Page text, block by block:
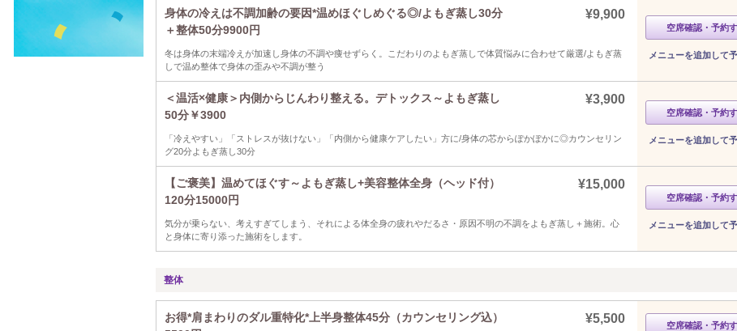
身体の冷えは不調加齢の要因*温めほぐしめぐる◎/よもぎ蒸し30分
＋整体50分9900円
¥9,900
冬は身体の末端冷えが加速し身体の不調や痩せずらく。こだわりのよもぎ蒸しで体質悩みに合わせて厳選/よもぎ蒸
しで温め整体で身体の歪みや不調が整う
空席確認・予約
メニューを追加して
＜温活×健康＞内側からじんわり整える。デトックス～よもぎ蒸し
50分￥3900
¥3,900
「冷えやすい」「ストレスが抜けない」「内側から健康ケアしたい」方に/身体の芯からぽかぽかに◎カウンセリン
グ20分よもぎ蒸し30分
空席確認・予約
メニューを追加して
【ご褒美】温めてほぐす～よもぎ蒸し+美容整体全身（ヘッド付）
120分15000円
¥15,000
気分が乗らない、考えすぎてしまう、それによる体全身の疲れやだるさ・原因不明の不調をよもぎ蒸し＋施術。心
と身体に寄り添った施術をします。
空席確認・予約
メニューを追加して
整体
お得*肩まわりのダル重特化*上半身整体45分（カウンセリング込）
¥5,500 空席確認・予約